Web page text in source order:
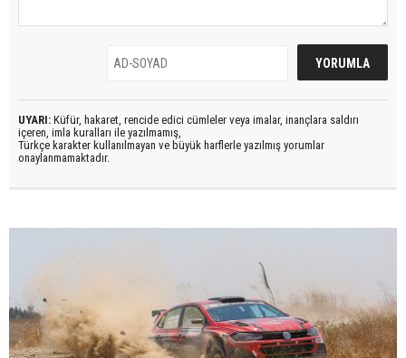
UYARI: Küfür, hakaret, rencide edici cümleler veya imalar, inançlara saldırı
içeren, imla kuralları ile yazılmamış,
Türkçe karakter kullanılmayan ve büyük harflerle yazılmış yorumlar
onaylanmamaktadır.